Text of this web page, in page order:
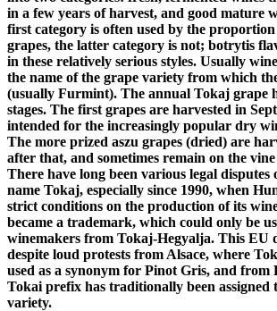
in a few years of harvest, and good mature
first category is often used by the
grapes, the latter category is not; botrytis
in these relatively serious styles. Usually
the name of the grape variety from which
(usually Furmint). The annual Tokaj grape
stages. The first grapes are harvested in
intended for the increasingly popular dry
The more prized aszu grapes (dried) are
after that, and sometimes remain on the
There have long been various legal disputes
name Tokaj, especially since 1990, when
strict conditions on the production of its
became a trademark, which could only be
winemakers from Tokaj-Hegyalja. This EU
despite loud protests from Alsace, where
used as a synonym for Pinot Gris, and
Tokai prefix has traditionally been assigned
variety.